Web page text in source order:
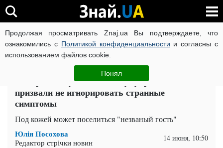
Продолжая просматривать Znaj.ua Вы подтверждаете, что
ознакомились с Политикой конфиденциальности и согласны с
использованием файлов cookie.
Понял
ВОЙНА РОССИИ ПРОТИВ УКРАИНЫ КОРОНАВИРУС В
ЧИТАТИ УКРАЇНСЬКОЮ
Комары атакуют по-новому: украинцев
призвали не игнорировать странные
симптомы
Под кожей может поселиться "незваный гость"
Юлія Посохова
Редактор стрічки новин 14 июня, 10:50